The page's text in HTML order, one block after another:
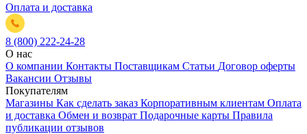
Оплата и доставка
8 (800) 222-24-28
О нас
О компании Контакты Поставщикам Статьи Договор оферты
Вакансии Отзывы
Покупателям
Магазины Как сделать заказ Корпоративным клиентам Оплата
и доставка Обмен и возврат Подарочные карты Правила
публикации отзывов